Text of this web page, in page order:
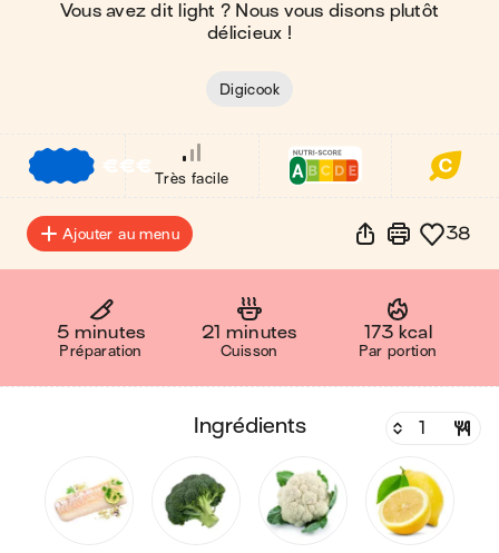
Vous avez dit light ? Nous vous disons plutôt
délicieux !
Digicook
€€€
Très facile
Ajouter au menu 38
5 minutes
Préparation
21 minutes
Cuisson
173 kcal
Par portion
ingrédients